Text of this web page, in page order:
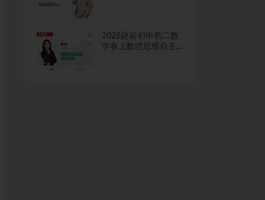
2026赵岩初中初二数
学春上数理思维自主